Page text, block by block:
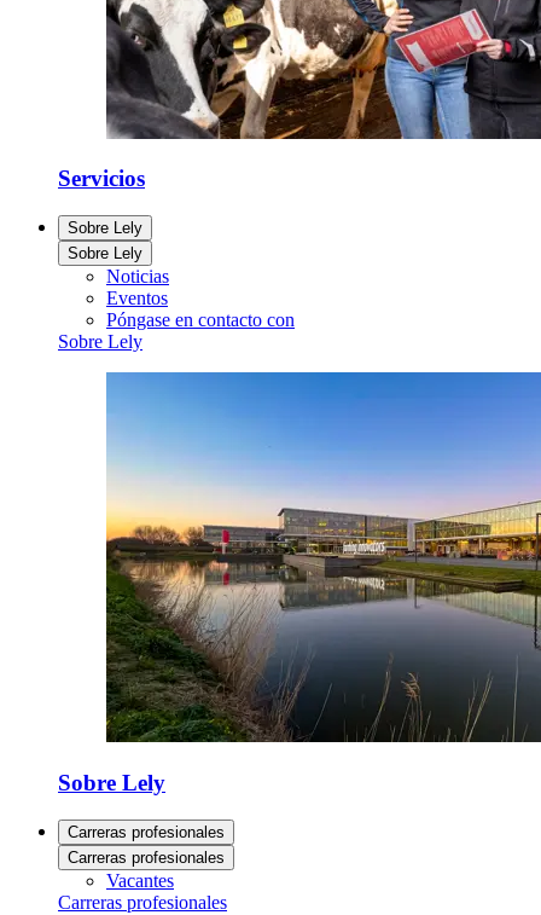
Servicios
Sobre Lely
Sobre Lely
Noticias
Eventos
Póngase en contacto con
Sobre Lely
Sobre Lely
Carreras profesionales
Carreras profesionales
Vacantes
Carreras profesionales